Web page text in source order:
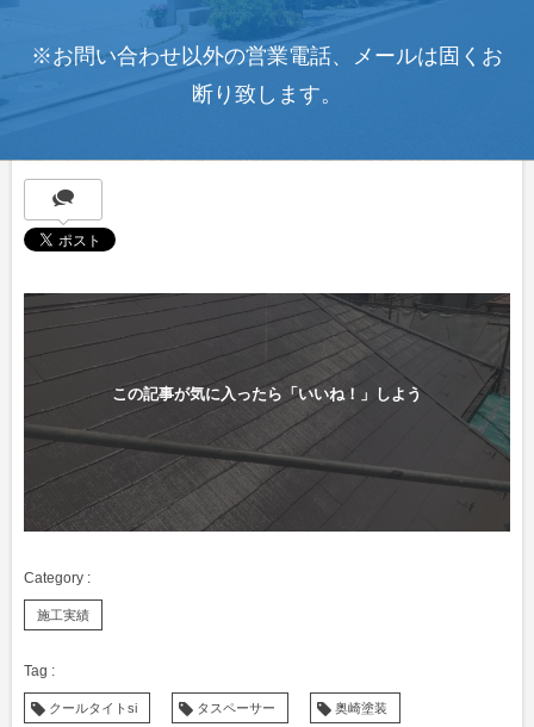
※お問い合わせ以外の営業電話、メールは固くお
断り致します。
この記事が気に入ったら「いいね！」しよう
施工実績
クールタイトsi タスペーサー 奥崎塗装